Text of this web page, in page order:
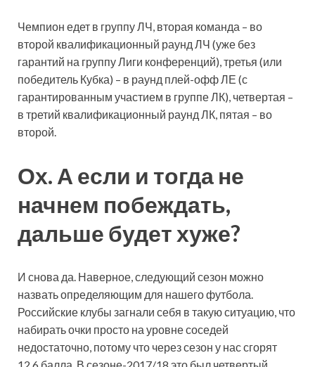
Чемпион едет в группу ЛЧ, вторая команда – во
второй квалификационный раунд ЛЧ (уже без
гарантий на группу Лиги конференций), третья (или
победитель Кубка) – в раунд плей-офф ЛЕ (с
гарантированным участием в группе ЛК), четвертая –
в третий квалификационный раунд ЛК, пятая – во
второй.
Ох. А если и тогда не
начнем побеждать,
дальше будет хуже?
И снова да. Наверное, следующий сезон можно
назвать определяющим для нашего футбола.
Российские клубы загнали себя в такую ситуацию, что
набирать очки просто на уровне соседей
недостаточно, потому что через сезон у нас сгорят
12,6 балла. В сезоне-2017/18 это был четвертый